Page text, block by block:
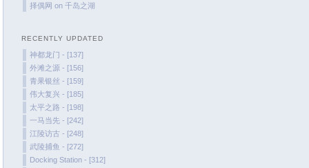
择偶网 on 千岛之湖
RECENTLY UPDATED
神都龙门 - [137]
外滩之源 - [156]
青果银丝 - [159]
伟大复兴 - [185]
太平之路 - [198]
一马当先 - [242]
江陵访古 - [248]
武陵捕鱼 - [272]
Docking Station - [312]